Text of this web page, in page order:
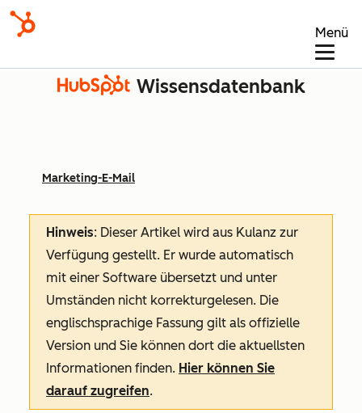
Menü
Wissensdatenbank
Marketing-E-Mail
Hinweis: Dieser Artikel wird aus Kulanz zur
Verfügung gestellt. Er wurde automatisch
mit einer Software übersetzt und unter
Umständen nicht korrekturgelesen. Die
englischsprachige Fassung gilt als offizielle
Version und Sie können dort die aktuellsten
Informationen finden. Hier können Sie
darauf zugreifen.